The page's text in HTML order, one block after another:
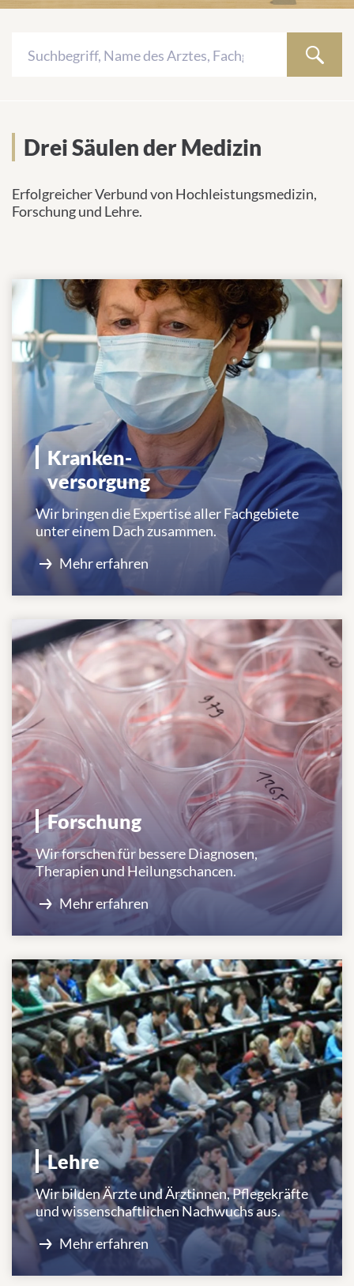
Ergebnisse
Drei Säulen der Medizin
Drei Säulen der Medizin
Erfolgreicher Verbund von Hochleistungsmedizin,
Forschung und Lehre.
Kranken-
versorgung
Wir bringen die Expertise aller Fachgebiete
unter einem Dach zusammen.
Mehr erfahren
Forschung
Wir forschen für bessere Diagnosen,
Therapien und Heilungschancen.
Mehr erfahren
Lehre
Wir bilden Ärzte und Ärztinnen, Pflegekräfte
und wissenschaftlichen Nachwuchs aus.
Mehr erfahren